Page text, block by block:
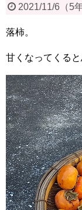
2021/11/6（5
落柿。
甘くなってくる